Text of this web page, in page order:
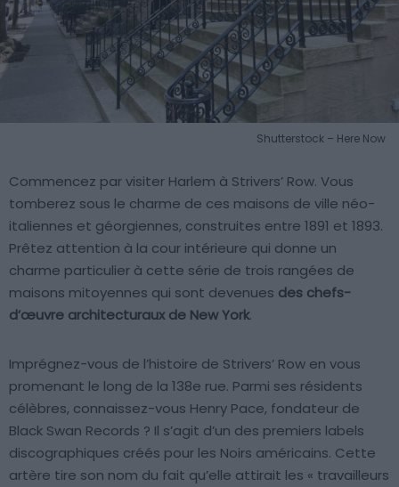
Shutterstock – Here Now
Commencez par visiter Harlem à Strivers’ Row. Vous
tomberez sous le charme de ces maisons de ville néo-
italiennes et géorgiennes, construites entre 1891 et 1893.
Prêtez attention à la cour intérieure qui donne un
charme particulier à cette série de trois rangées de
maisons mitoyennes qui sont devenues des chefs-
d’œuvre architecturaux de New York.
Imprégnez-vous de l’histoire de Strivers’ Row en vous
promenant le long de la 138e rue. Parmi ses résidents
célèbres, connaissez-vous Henry Pace, fondateur de
Black Swan Records ? Il s’agit d’un des premiers labels
discographiques créés pour les Noirs américains. Cette
artère tire son nom du fait qu’elle attirait les « travailleurs